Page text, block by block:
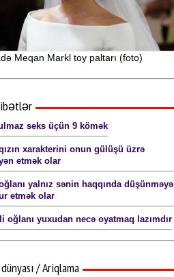
Yuxuda orqazm: səbəblər və
xüsusiyyətlər
Meqan Markl toy paltarı (foto)
seks üçün 9 kömək
xarakterini onun gülüşü üzrə
etmək olar
yalnız sənin haqqında düşünməyə
etmək olar
oğlanı yuxudan necə oyatmaq lazımdır
/ Ariqlama